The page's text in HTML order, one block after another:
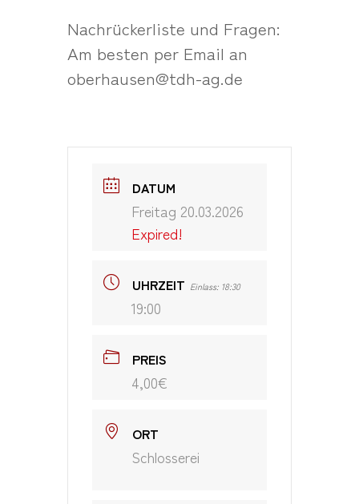
Nachrückerliste und Fragen:
Am besten per Email an
oberhausen@tdh-ag.de
DATUM
Freitag 20.03.2026
Expired!
UHRZEIT Einlass: 18:30
19:00
PREIS
4,00€
ORT
Schlosserei